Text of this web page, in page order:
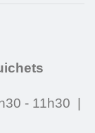
- 11h30 |